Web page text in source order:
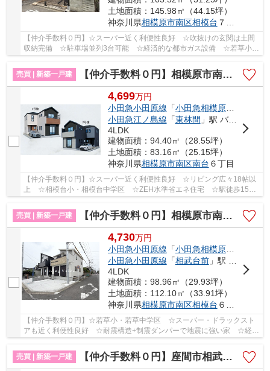
土地面積：145.98㎡（44.15坪）
神奈川県相模原市南区相模台 ７丁目
【仲介手数料０円】☆スーパー近く利便性良好 ☆吹抜けの玄関は土間
収納完備 ☆駐車場並列3台可能 ☆経済的な都市ガス設備 ☆若草小・
売買 | 新築一戸建
【仲介手数料０円】相模原市南区南台5期 新築一戸建て 全2棟
4,699万円
小田急小田原線 「小田急相模原」駅 徒歩
小田急江ノ島線 「東林間 」駅 バス9分 「相模台まちづくりセンター前」 停歩6分
4LDK
建物面積：94.40㎡（28.55坪）
土地面積：83.16㎡（25.15坪）
神奈川県相模原市南区南台 ６丁目
【仲介手数料０円】☆スーパー近く利便性良好 ☆リビング広々18帖以
上 ☆相模台小・相模台中学区 ☆ZEH水準省エネ住宅 ☆駅徒歩15分
の立地 ☆経済的な都市ガス設備 ☆全居室収納完備♪ ...
売買 | 新築一戸建
【仲介手数料０円】相模原市南区相模台6丁目 新築一戸建て 2号棟 全2棟
4,730万円
小田急小田原線 「小田急相模原」駅 徒歩
小田急小田原線 「相武台前」駅 バス1分 「団地東（相模原市）」 停歩10分
4LDK
建物面積：98.96㎡（29.93坪）
土地面積：112.10㎡（33.91坪）
神奈川県相模原市南区相模台 ６丁目
【仲介手数料０円】☆若草小・若草中学区 ☆スーパー・ドラックスト
アも近く利便性良好 ☆耐震構造+制震ダンパーで地震に強い家 ☆経済
的な都市ガス設備 ☆収納豊富な間取り ☆ZEH水準...
売買 | 新築一戸建
【仲介手数料０円】座間市相武台3期 新築一戸建て